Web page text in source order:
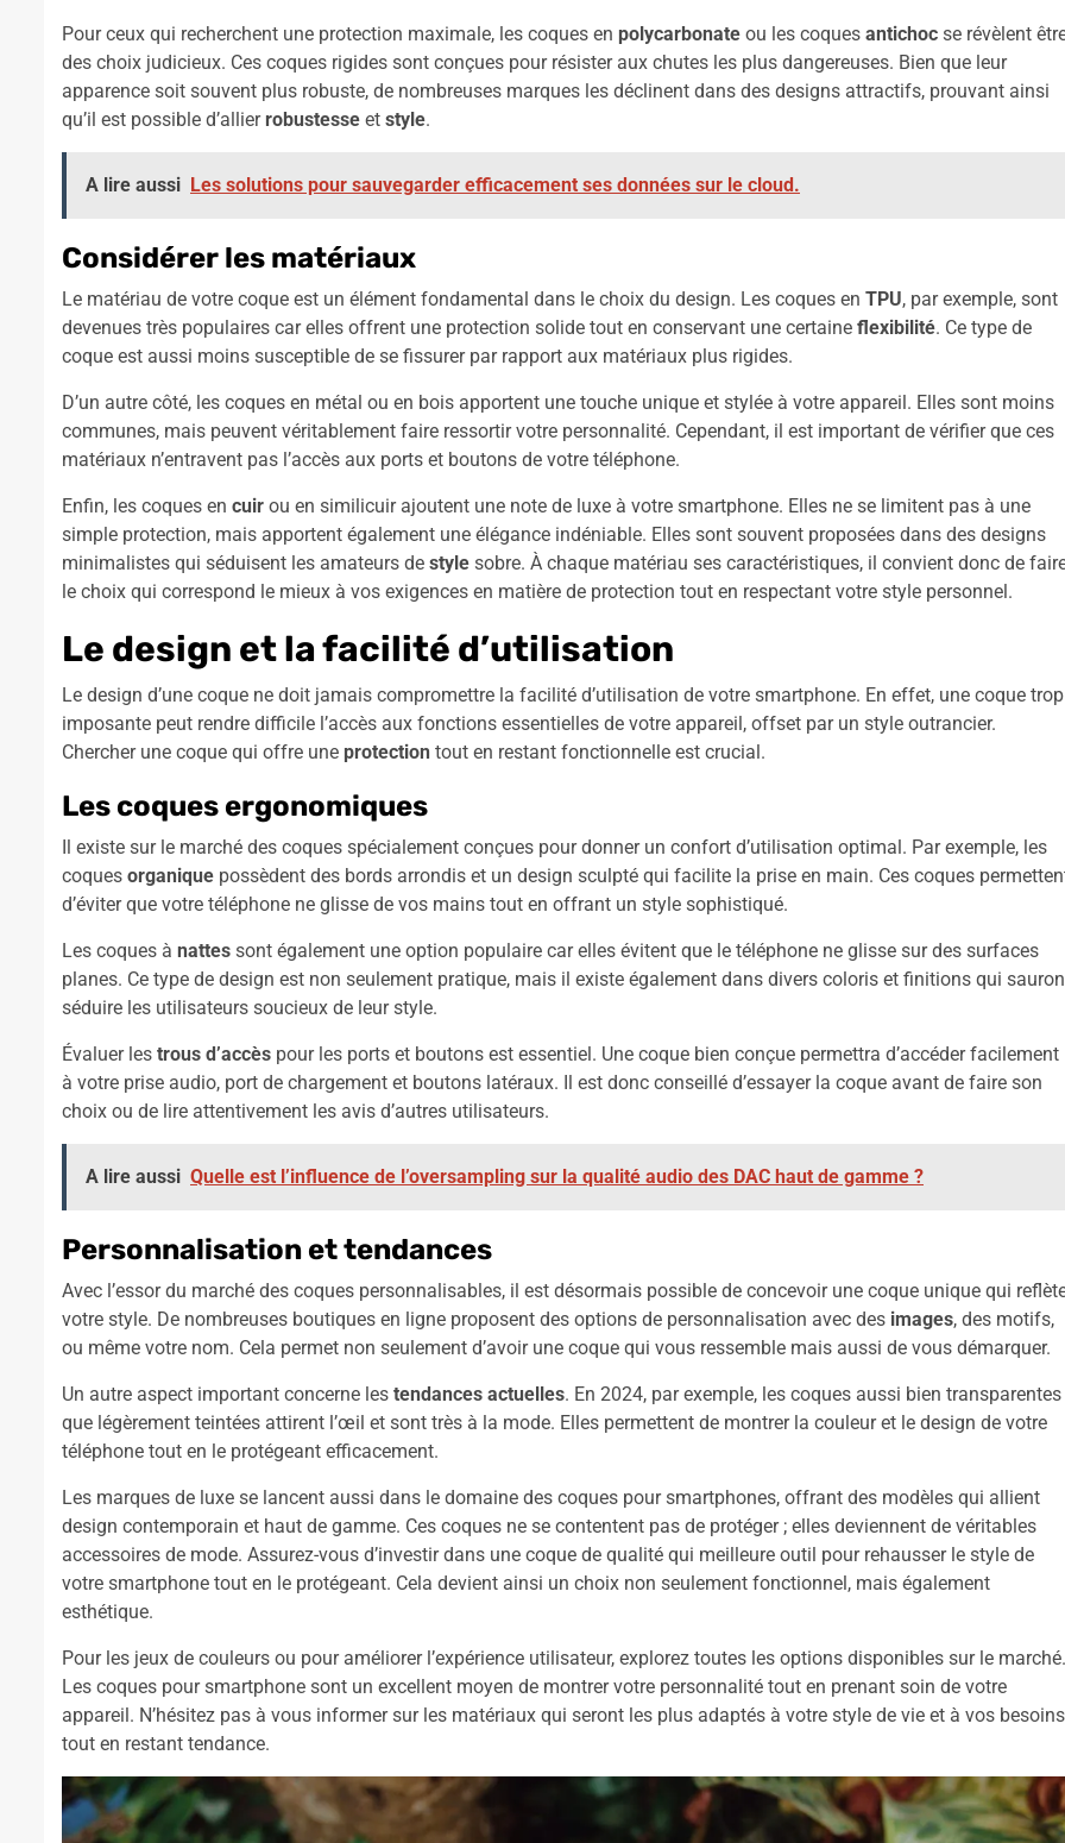
Pour ceux qui recherchent une protection maximale, les coques en polycarbonate ou les coques antichoc se révèlent
des choix judicieux. Ces coques rigides sont conçues pour résister aux chutes les plus dangereuses. Bien que leur
apparence soit souvent plus robuste, de nombreuses marques les déclinent dans des designs attractifs, prouvant ainsi
qu’il est possible d’allier robustesse et style.
A lire aussi Les solutions pour sauvegarder efficacement ses données sur le cloud.
Considérer les matériaux
Le matériau de votre coque est un élément fondamental dans le choix du design. Les coques en TPU, par exemple, sont
devenues très populaires car elles offrent une protection solide tout en conservant une certaine flexibilité. Ce type de
coque est aussi moins susceptible de se fissurer par rapport aux matériaux plus rigides.
D’un autre côté, les coques en métal ou en bois apportent une touche unique et stylée à votre appareil. Elles sont moins
communes, mais peuvent véritablement faire ressortir votre personnalité. Cependant, il est important de vérifier que ces
matériaux n’entravent pas l’accès aux ports et boutons de votre téléphone.
Enfin, les coques en cuir ou en similicuir ajoutent une note de luxe à votre smartphone. Elles ne se limitent pas à une
simple protection, mais apportent également une élégance indéniable. Elles sont souvent proposées dans des designs
minimalistes qui séduisent les amateurs de style sobre. À chaque matériau ses caractéristiques, il convient donc de
le choix qui correspond le mieux à vos exigences en matière de protection tout en respectant votre style personnel.
Le design et la facilité d’utilisation
Le design d’une coque ne doit jamais compromettre la facilité d’utilisation de votre smartphone. En effet, une coque trop
imposante peut rendre difficile l’accès aux fonctions essentielles de votre appareil, offset par un style outrancier.
Chercher une coque qui offre une protection tout en restant fonctionnelle est crucial.
Les coques ergonomiques
Il existe sur le marché des coques spécialement conçues pour donner un confort d’utilisation optimal. Par exemple, les
coques organique possèdent des bords arrondis et un design sculpté qui facilite la prise en main. Ces coques
d’éviter que votre téléphone ne glisse de vos mains tout en offrant un style sophistiqué.
Les coques à nattes sont également une option populaire car elles évitent que le téléphone ne glisse sur des surfaces
planes. Ce type de design est non seulement pratique, mais il existe également dans divers coloris et finitions qui
séduire les utilisateurs soucieux de leur style.
Évaluer les trous d’accès pour les ports et boutons est essentiel. Une coque bien conçue permettra d’accéder facilement
à votre prise audio, port de chargement et boutons latéraux. Il est donc conseillé d’essayer la coque avant de faire son
choix ou de lire attentivement les avis d’autres utilisateurs.
A lire aussi Quelle est l’influence de l’oversampling sur la qualité audio des DAC haut de gamme ?
Personnalisation et tendances
Avec l’essor du marché des coques personnalisables, il est désormais possible de concevoir une coque unique qui
votre style. De nombreuses boutiques en ligne proposent des options de personnalisation avec des images, des motifs,
ou même votre nom. Cela permet non seulement d’avoir une coque qui vous ressemble mais aussi de vous démarquer.
Un autre aspect important concerne les tendances actuelles. En 2024, par exemple, les coques aussi bien transparentes
que légèrement teintées attirent l’œil et sont très à la mode. Elles permettent de montrer la couleur et le design de votre
téléphone tout en le protégeant efficacement.
Les marques de luxe se lancent aussi dans le domaine des coques pour smartphones, offrant des modèles qui allient
design contemporain et haut de gamme. Ces coques ne se contentent pas de protéger ; elles deviennent de véritables
accessoires de mode. Assurez-vous d’investir dans une coque de qualité qui meilleure outil pour rehausser le style de
votre smartphone tout en le protégeant. Cela devient ainsi un choix non seulement fonctionnel, mais également
esthétique.
Pour les jeux de couleurs ou pour améliorer l’expérience utilisateur, explorez toutes les options disponibles sur le marché.
Les coques pour smartphone sont un excellent moyen de montrer votre personnalité tout en prenant soin de votre
appareil. N’hésitez pas à vous informer sur les matériaux qui seront les plus adaptés à votre style de vie et à vos
tout en restant tendance.